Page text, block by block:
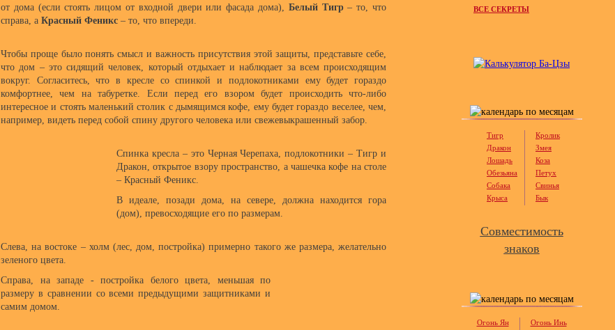
от дома (если стоять лицом от входной двери или фасада дома), Белый Тигр– то, что
справа, а Красный Феникс – то, что впереди.
Чтобы проще было понять смысл и важность присутствия этой защиты, представьте себе,
что дом – это сидящий человек, который отдыхает и наблюдает за всем происходящим
вокруг. Согласитесь, что в кресле со спинкой и подлокотниками ему будет гораздо
комфортнее, чем на табуретке. Если перед его взором будет происходить что-либо
интересное и стоять маленький столик с дымящимся кофе, ему будет гораздо веселее, чем,
например, видеть перед собой спину другого человека или свежевыкрашенный забор.
Спинка кресла – это Черная Черепаха, подлокотники – Тигр и
Дракон, открытое взору пространство, а чашечка кофе на столе
– Красный Феникс.
В идеале, позади дома, на севере, должна находится гора
(дом), превосходящие его по размерам.
Слева, на востоке – холм (лес, дом, постройка) примерно такого же размера, желательно
зеленого цвета.
Справа, на западе - постройка белого цвета, меньшая по
размеру в сравнении со всеми предыдущими защитниками и
самим домом.
ВСЕ СЕКРЕТЫ
Тигр
Кролик
Дракон
Змея
Лошадь
Коза
Обезьяна
Петух
Собака
Свинья
Крыса
Бык
Совместимость
знаков
Огонь Ян
Огонь Инь